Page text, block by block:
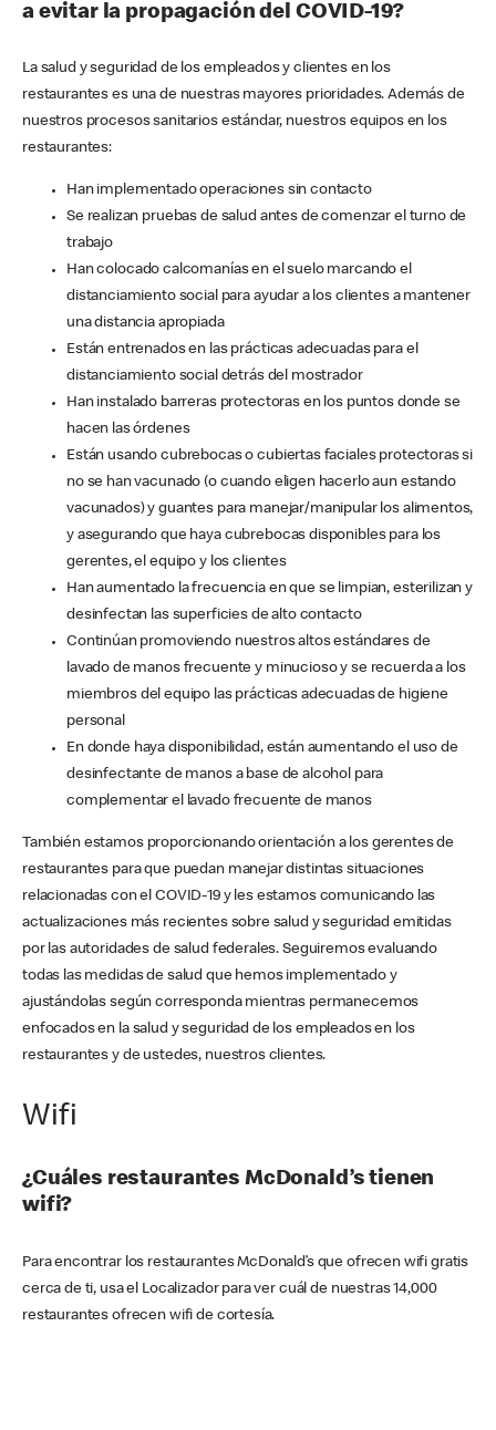
a evitar la propagación del COVID-19?
La salud y seguridad de los empleados y clientes en los
restaurantes es una de nuestras mayores prioridades. Además de
nuestros procesos sanitarios estándar, nuestros equipos en los
restaurantes:
Han implementado operaciones sin contacto
Se realizan pruebas de salud antes de comenzar el turno de
trabajo
Han colocado calcomanías en el suelo marcando el
distanciamiento social para ayudar a los clientes a mantener
una distancia apropiada
Están entrenados en las prácticas adecuadas para el
distanciamiento social detrás del mostrador
Han instalado barreras protectoras en los puntos donde se
hacen las órdenes
Están usando cubrebocas o cubiertas faciales protectoras si
no se han vacunado (o cuando eligen hacerlo aun estando
vacunados) y guantes para manejar/manipular los alimentos,
y asegurando que haya cubrebocas disponibles para los
gerentes, el equipo y los clientes
Han aumentado la frecuencia en que se limpian, esterilizan y
desinfectan las superficies de alto contacto
Continúan promoviendo nuestros altos estándares de
lavado de manos frecuente y minucioso y se recuerda a los
miembros del equipo las prácticas adecuadas de higiene
personal
En donde haya disponibilidad, están aumentando el uso de
desinfectante de manos a base de alcohol para
complementar el lavado frecuente de manos
También estamos proporcionando orientación a los gerentes de
restaurantes para que puedan manejar distintas situaciones
relacionadas con el COVID-19 y les estamos comunicando las
actualizaciones más recientes sobre salud y seguridad emitidas
por las autoridades de salud federales. Seguiremos evaluando
todas las medidas de salud que hemos implementado y
ajustándolas según corresponda mientras permanecemos
enfocados en la salud y seguridad de los empleados en los
restaurantes y de ustedes, nuestros clientes.
Wifi
¿Cuáles restaurantes McDonald’s tienen
wifi?
Para encontrar los restaurantes McDonald’s que ofrecen wifi gratis
cerca de ti, usa el Localizador para ver cuál de nuestras 14,000
restaurantes ofrecen wifi de cortesía.